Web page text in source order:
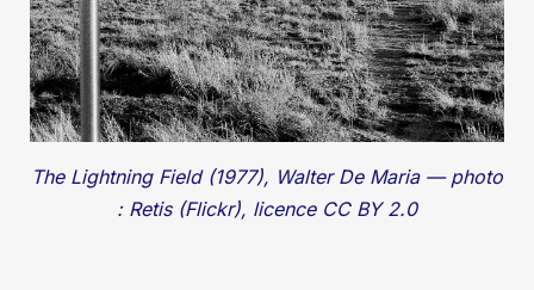
The Lightning Field (1977), Walter De Maria — photo
: Retis (Flickr), licence CC BY 2.0